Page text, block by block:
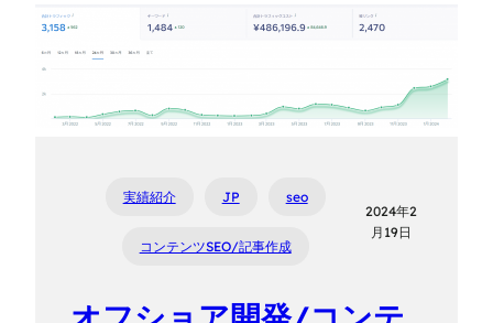
実績紹介 JP seo
コンテンツSEO/記事作成
2024年2
月19日